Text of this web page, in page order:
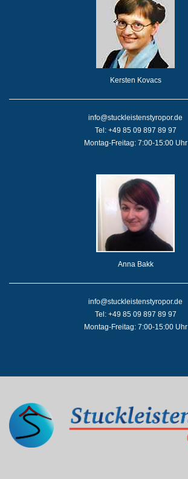
Kersten Kovacs
info@stuckleistenstyropor.de
Tel: +49 85 09 897 89 97
Montag-Freitag: 7:00-15:00 Uhr
Anna Bakk
info@stuckleistenstyropor.de
Tel: +49 85 09 897 89 97
Montag-Freitag: 7:00-15:00 Uhr